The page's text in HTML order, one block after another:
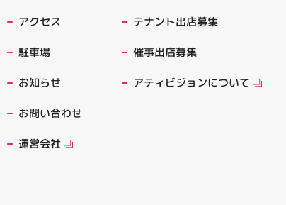
アクセス
駐車場
お知らせ
お問い合わせ
運営会社
テナント出店募集
催事出店募集
アティビジョンについて